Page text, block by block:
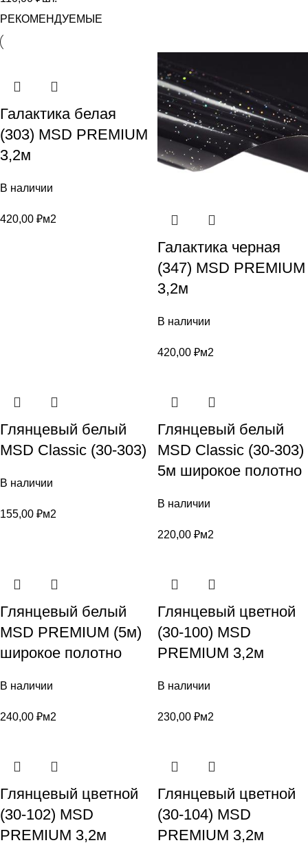
РЕКОМЕНДУЕМЫЕ
Галактика белая
(303) MSD PREMIUM
3,2м
В наличии
420,00 ₽м2
Галактика черная
(347) MSD PREMIUM
3,2м
В наличии
420,00 ₽м2
Глянцевый белый
MSD Classic (30-303)
В наличии
155,00 ₽м2
Глянцевый белый
MSD Classic (30-303)
5м широкое полотно
В наличии
220,00 ₽м2
Глянцевый белый
MSD PREMIUM (5м)
широкое полотно
В наличии
240,00 ₽м2
Глянцевый цветной
(30-100) MSD
PREMIUM 3,2м
В наличии
230,00 ₽м2
Глянцевый цветной
(30-102) MSD
PREMIUM 3,2м
Глянцевый цветной
(30-104) MSD
PREMIUM 3,2м